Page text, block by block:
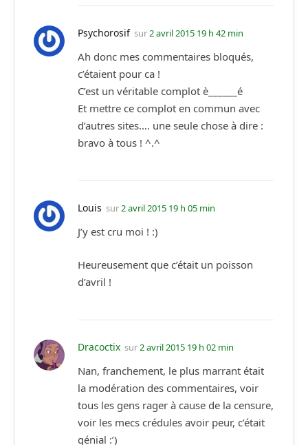
Psychorosif sur2 avril 2015 19 h 42 min
Ah donc mes commentaires bloqués,
c’étaient pour ca !
C’est un véritable complot è______é
Et mettre ce complot en commun avec
d’autres sites…. une seule chose à dire :
bravo à tous ! ^.^
Louis sur2 avril 2015 19 h 05 min
J’y est cru moi ! :)
Heureusement que c’était un poisson
d’avril !
Dracoctix sur2 avril 2015 19 h 02 min
Nan, franchement, le plus marrant était
la modération des commentaires, voir
tous les gens rager à cause de la censure,
voir les mecs crédules avoir peur, c’était
génial :’)